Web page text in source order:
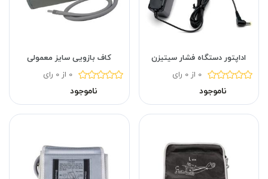
اداپتور دستگاه فشار سیتیزن
0 از 0 رای
ناموجود
کاف بازویی سایز معمولی
0 از 0 رای
ناموجود